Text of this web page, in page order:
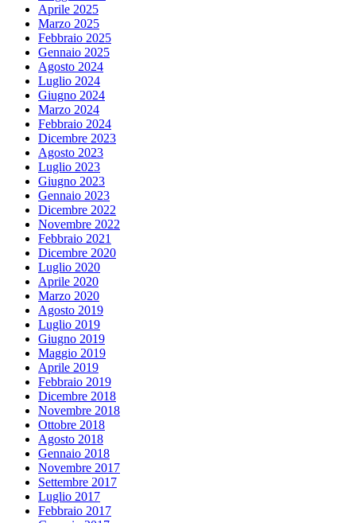
Aprile 2025
Marzo 2025
Febbraio 2025
Gennaio 2025
Agosto 2024
Luglio 2024
Giugno 2024
Marzo 2024
Febbraio 2024
Dicembre 2023
Agosto 2023
Luglio 2023
Giugno 2023
Gennaio 2023
Dicembre 2022
Novembre 2022
Febbraio 2021
Dicembre 2020
Luglio 2020
Aprile 2020
Marzo 2020
Agosto 2019
Luglio 2019
Giugno 2019
Maggio 2019
Aprile 2019
Febbraio 2019
Dicembre 2018
Novembre 2018
Ottobre 2018
Agosto 2018
Gennaio 2018
Novembre 2017
Settembre 2017
Luglio 2017
Febbraio 2017